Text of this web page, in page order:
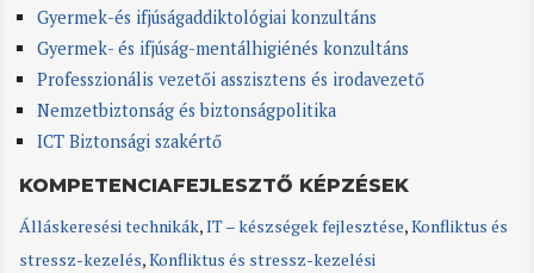
Gyermek-és ifjúságaddiktológiai konzultáns
Gyermek- és ifjúság-mentálhigiénés konzultáns
Professzionális vezetői asszisztens és irodavezető
Nemzetbiztonság és biztonságpolitika
ICT Biztonsági szakértő
KOMPETENCIAFEJLESZTŐ KÉPZÉSEK
Álláskeresési technikák,IT – készségek fejlesztése,Konfliktus és
stressz-kezelés,Konfliktus és stressz-kezelési